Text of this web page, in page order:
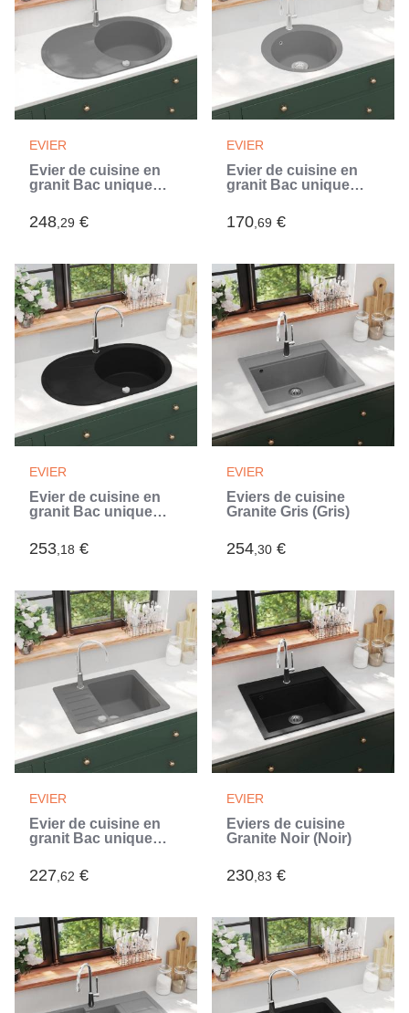
EVIER
Évier de cuisine en
granit Bac unique
248,29 €
EVIER
Évier de cuisine en
granit Bac unique
170,69 €
EVIER
Évier de cuisine en
granit Bac unique
253,18 €
EVIER
Éviers de cuisine
Granite Gris (Gris)
254,30 €
EVIER
Évier de cuisine en
granit Bac unique
227,62 €
EVIER
Éviers de cuisine
Granite Noir (Noir)
230,83 €